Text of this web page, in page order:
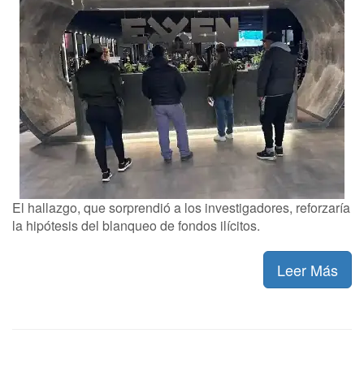
El hallazgo, que sorprendió a los investigadores, reforzaría
la hipótesis del blanqueo de fondos ilícitos.
Leer Más